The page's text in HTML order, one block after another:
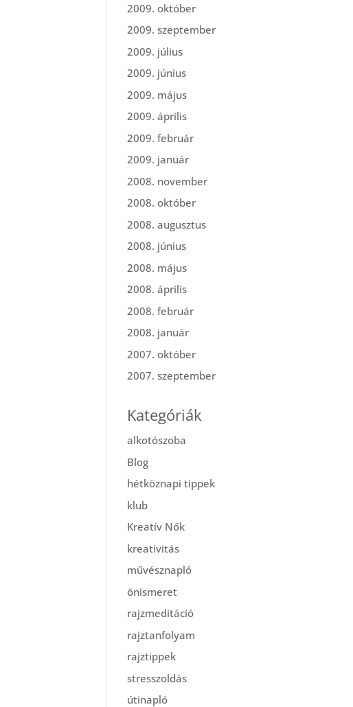
2009. október
2009. szeptember
2009. július
2009. június
2009. május
2009. április
2009. február
2009. január
2008. november
2008. október
2008. augusztus
2008. június
2008. május
2008. április
2008. február
2008. január
2007. október
2007. szeptember
Kategóriák
alkotószoba
Blog
hétköznapi tippek
klub
Kreatív Nők
kreativitás
művésznapló
önismeret
rajzmeditáció
rajztanfolyam
rajztippek
stresszoldás
útinapló